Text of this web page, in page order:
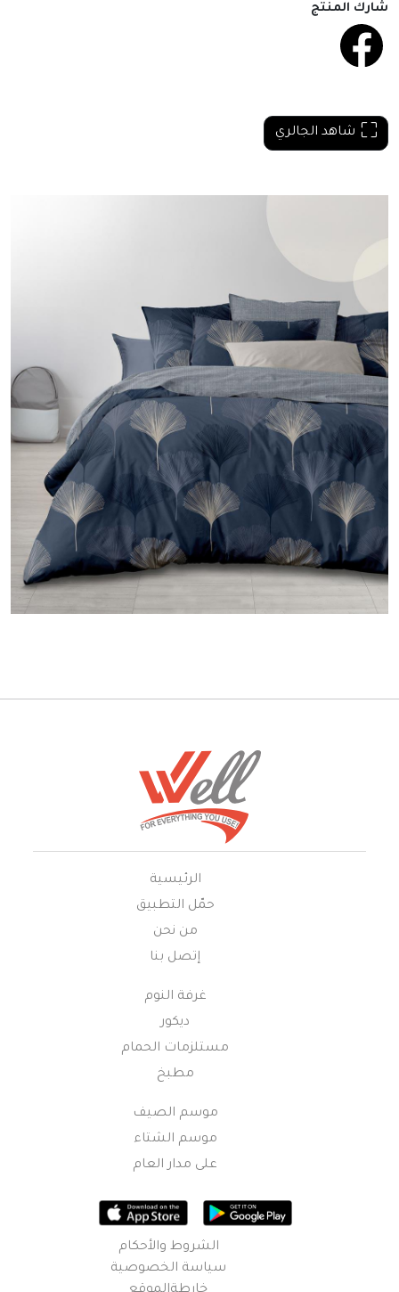
شارك المنتج
شاهد الجالري
الرئيسية
حمّل التطبيق
من نحن
إتصل بنا
غرفة النوم
ديكور
مستلزمات الحمام
مطبخ
موسم الصيف
موسم الشتاء
على مدار العام
الشروط والأحكام
سياسة الخصوصية